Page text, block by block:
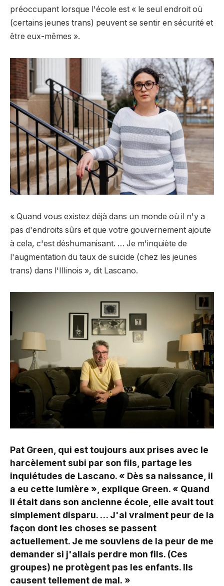
préoccupant lorsque l'école est « le seul endroit où
(certains jeunes trans) peuvent se sentir en sécurité et
être eux-mêmes ».
« Quand vous existez déjà dans un monde où il n'y a
pas d'endroits sûrs et que votre gouvernement ajoute
à cela, c'est déshumanisant. … Je m'inquiète de
l'augmentation du taux de suicide (chez les jeunes
trans) dans l'Illinois », dit Lascano.
Pat Green, qui est toujours aux prises avec le
harcèlement subi par son fils, partage les
inquiétudes de Lascano. « Dès sa naissance, il
a eu cette lumière », explique Green. « Quand
il était dans son ancienne école, elle avait tout
simplement disparu. … J'ai vraiment peur de la
façon dont les choses se passent
actuellement. Je me souviens de la peur de me
demander si j'allais perdre mon fils. (Ces
groupes) ne protègent pas les enfants. Ils
causent tellement de mal. »